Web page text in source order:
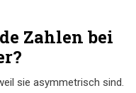
Zahlen bei
sie asymmetrisch sind.